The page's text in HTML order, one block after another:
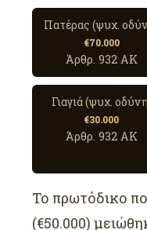
Πατέρας (ψυχ.
€70.000
Άρθρ. 932 ΑΚ
Γιαγιά (ψυχ.
€30.000
Άρθρ. 932 ΑΚ
Το πρωτόδικο
(€50.000)